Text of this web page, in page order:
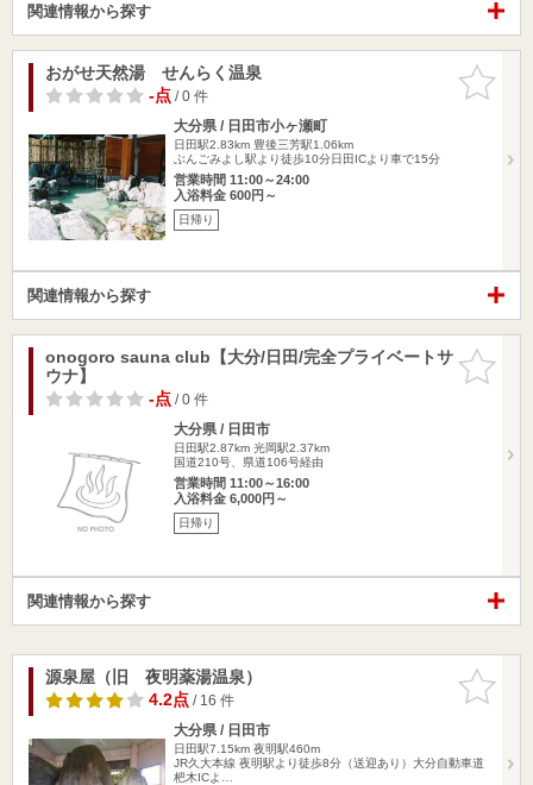
関連情報から探す
お気に入
りに追加
おがせ天然湯 せんらく温泉
-点/ 0 件
大分県 / 日田市小ヶ瀬町
日田駅2.83km 豊後三芳駅1.06km
ぶんごみよし駅より徒歩10分日田ICより車で15分
営業時間 11:00～24:00
入浴料金 600円～
日帰り
関連情報から探す
お気に入
りに追加
onogoro sauna club【大分/日田/完全プライベートサ
ウナ】
-点/ 0 件
大分県 / 日田市
日田駅2.87km 光岡駅2.37km
国道210号、県道106号経由
営業時間 11:00～16:00
入浴料金 6,000円～
日帰り
関連情報から探す
お気に入
りに追加
源泉屋（旧 夜明薬湯温泉）
4.2点/ 16 件
大分県 / 日田市
日田駅7.15km 夜明駅460m
JR久大本線 夜明駅より徒歩8分（送迎あり）大分自動車道
杷木ICよ…